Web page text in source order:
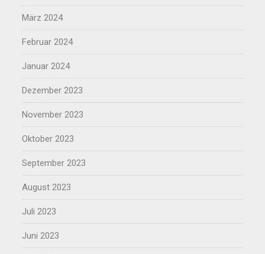
März 2024
Februar 2024
Januar 2024
Dezember 2023
November 2023
Oktober 2023
September 2023
August 2023
Juli 2023
Juni 2023